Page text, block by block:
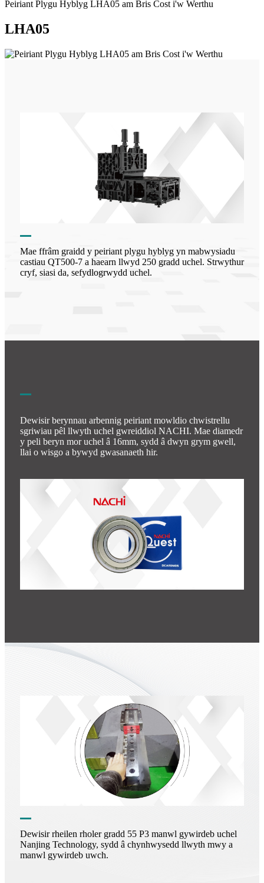
Peiriant Plygu Hyblyg LHA05 am Bris Cost i'w Werthu
LHA05
Mae ffrâm graidd y peiriant plygu hyblyg yn mabwysiadu
castiau QT500-7 a haearn llwyd 250 gradd uchel. Strwythur
cryf, siasi da, sefydlogrwydd uchel.
Dewisir berynnau arbennig peiriant mowldio chwistrellu
sgriwiau pêl llwyth uchel gwreiddiol NACHI. Mae diamedr
y peli beryn mor uchel â 16mm, sydd â dwyn grym gwell,
llai o wisgo a bywyd gwasanaeth hir.
Dewisir rheilen rholer gradd 55 P3 manwl gywirdeb uchel
Nanjing Technology, sydd â chynhwysedd llwyth mwy a
manwl gywirdeb uwch.